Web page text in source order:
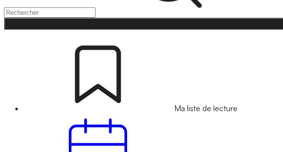
Ma liste de lecture